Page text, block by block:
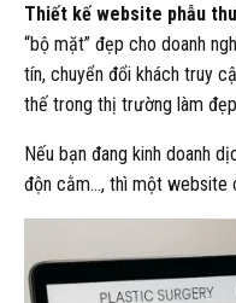
Thiết kế website phẫu
“bộ mặt” đẹp cho doanh
tín, chuyển đổi khách truy
thế trong thị trường làm
Nếu bạn đang kinh doanh
độn cằm…, thì một website